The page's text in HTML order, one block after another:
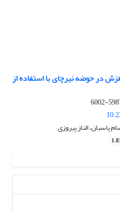
در حوضه نیرچای با استفاده از
5987-
پاسبان، الناز پیروزی